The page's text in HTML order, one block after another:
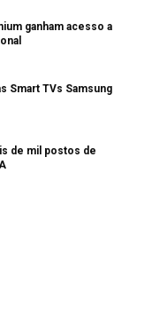
ganham acesso a
Smart TVs Samsung
de mil postos de